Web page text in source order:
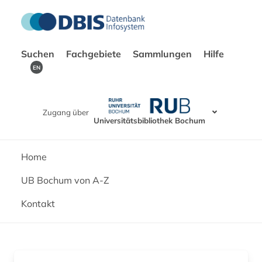
Suchen Fachgebiete Sammlungen Hilfe
EN
Zugang über
Universitätsbibliothek Bochum
Home
UB Bochum von A-Z
Kontakt